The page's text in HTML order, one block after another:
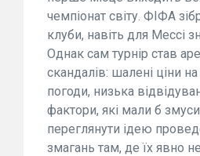
чемпіонат світу. ФІФА
клуби, навіть для Мессі
Однак сам турнір став
скандалів: шалені ціни
погоди, низька
фактори, які мали б
переглянути ідею
змагань там, де їх явно